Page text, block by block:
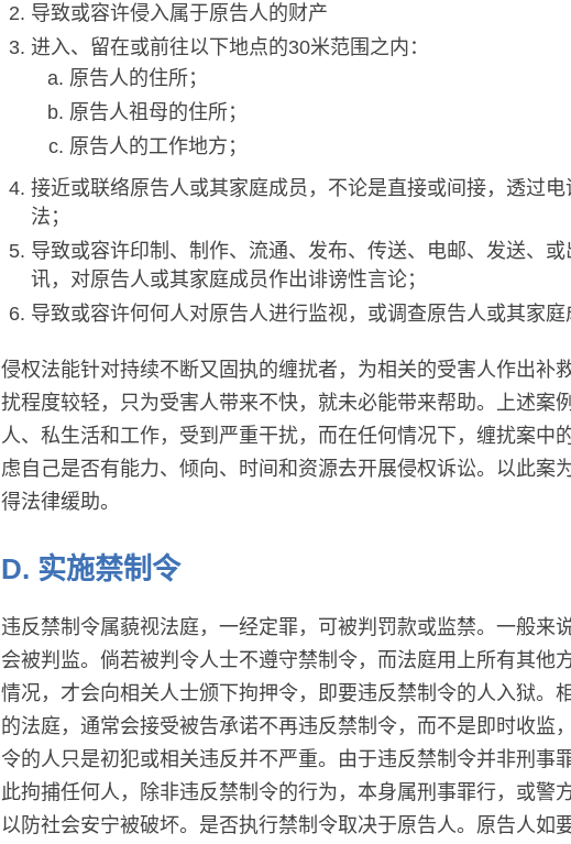
导致或容许侵入属于原告人的财产
进入、留在或前往以下地点的30米范围之内：
原告人的住所；
原告人祖母的住所；
原告人的工作地方；
接近或联络原告人或其家庭成员，不论是直接或间接，透过
法；
导致或容许印制、制作、流通、发布、传送、电邮、发送、
讯，对原告人或其家庭成员作出诽谤性言论；
导致或容许何何人对原告人进行监视，或调查原告人或其家庭
侵权法能针对持续不断又固执的缠扰者，为相关的受害人作出补
扰程度较轻，只为受害人带来不快，就未必能带来帮助。上述案
人、私生活和工作，受到严重干扰，而在任何情况下，缠扰案中
虑自己是否有能力、倾向、时间和资源去开展侵权诉讼。以此案
得法律缓助。
D. 实施禁制令
违反禁制令属藐视法庭，一经定罪，可被判罚款或监禁。一般来
会被判监。倘若被判令人士不遵守禁制令，而法庭用上所有其他
情况，才会向相关人士颁下拘押令，即要违反禁制令的人入狱。
的法庭，通常会接受被告承诺不再违反禁制令，而不是即时收监
令的人只是初犯或相关违反并不严重。由于违反禁制令并非刑事
此拘捕任何人，除非违反禁制令的行为，本身属刑事罪行，或警
以防社会安宁被破坏。是否执行禁制令取决于原告人。原告人如